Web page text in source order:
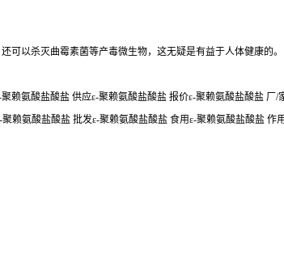
以杀灭曲霉素菌等产毒微生物，这无疑是有益于人体健康的。
赖氨酸盐酸盐 供应ε-聚赖氨酸盐酸盐 报价ε-聚赖氨酸盐酸盐 厂/
赖氨酸盐酸盐 批发ε-聚赖氨酸盐酸盐 食用ε-聚赖氨酸盐酸盐 作